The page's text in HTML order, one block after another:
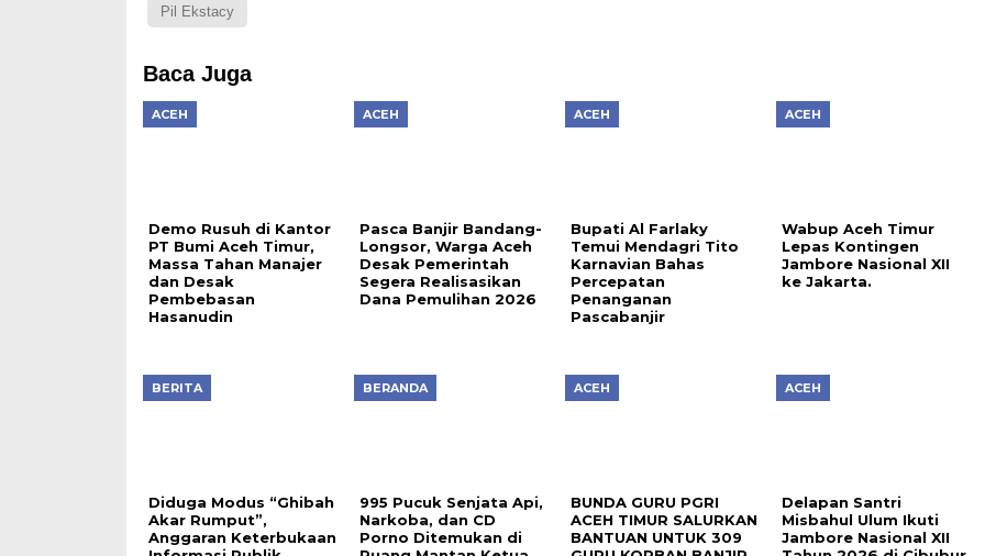
Pil Ekstacy
Baca Juga
ACEH
Demo Rusuh di Kantor
PT Bumi Aceh Timur,
Massa Tahan Manajer
dan Desak
Pembebasan
Hasanudin
ACEH
Pasca Banjir Bandang-
Longsor, Warga Aceh
Desak Pemerintah
Segera Realisasikan
Dana Pemulihan 2026
ACEH
Bupati Al Farlaky
Temui Mendagri Tito
Karnavian Bahas
Percepatan
Penanganan
Pascabanjir
ACEH
Wabup Aceh Timur
Lepas Kontingen
Jambore Nasional XII
ke Jakarta.
BERITA
Diduga Modus “Ghibah
Akar Rumput”,
Anggaran Keterbukaan
BERANDA
995 Pucuk Senjata Api,
Narkoba, dan CD
Porno Ditemukan di
ACEH
BUNDA GURU PGRI
ACEH TIMUR SALURKAN
BANTUAN UNTUK 309
ACEH
Delapan Santri
Misbahul Ulum Ikuti
Jambore Nasional XII